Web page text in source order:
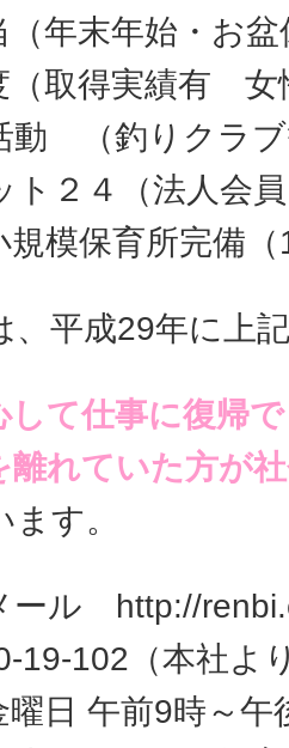
（年末年始・お
（取得実績有 女
動 （釣りクラ
ト２４（法人会
規模保育所完備
、平成29年に上
して仕事に復帰
離れていた方が
す。
ル http://
19-102（本社よ
日 午前9時～